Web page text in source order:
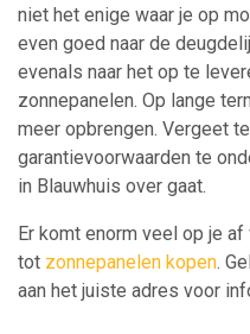
niet het enige waar je op
even goed naar de
evenals naar het op te
zonnepanelen. Op lange
meer opbrengen. Vergeet
garantievoorwaarden te
in Blauwhuis over gaat.
Er komt enorm veel op je
tot zonnepanelen kopen.
aan het juiste adres voor